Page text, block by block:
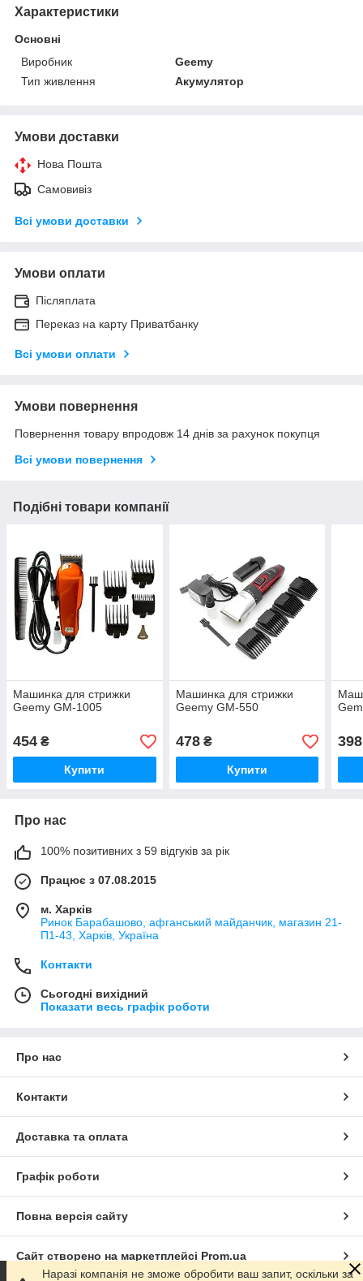
Характеристики
Основні
Виробник
Geemy
Тип живлення
Акумулятор
Умови доставки
Нова Пошта
Самовивіз
Всі умови доставки
Умови оплати
Післяплата
Переказ на карту Приватбанку
Всі умови оплати
Умови повернення
Повернення товару впродовж 14 днів за рахунок покупця
Всі умови повернення
Подібні товари компанії
Машинка для стрижки
Geemy GM-1005
454 ₴
Купити
Машинка для стрижки
Geemy GM-550
478₴
Купити
398
Про нас
100% позитивних з 59 відгуків за рік
Працює з 07.08.2015
м. Харків
Ринок Барабашово, афганський майданчик, магазин 21-
П1-43, Харків, Україна
Контакти
Сьогодні вихідний
Показати весь графік роботи
Про нас
Контакти
Доставка та оплата
Графік роботи
Повна версія сайту
Сайт створено на маркетплейсі Prom.ua
Наразі компанія не зможе обробити ваш запит, оскільки за